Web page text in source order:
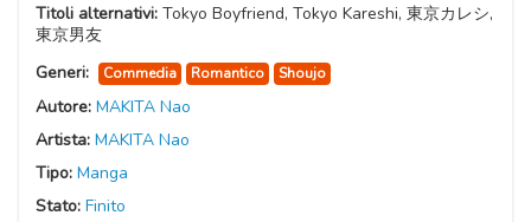
Titoli alternativi: Tokyo Boyfriend, Tokyo Kareshi, 東京カレシ,
東京男友
Generi:
Commedia Romantico Shoujo
Autore: MAKITA Nao
Artista: MAKITA Nao
Tipo: Manga
Stato: Finito